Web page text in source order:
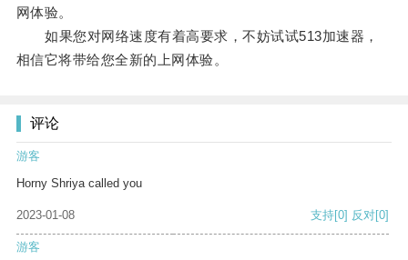
网体验。
如果您对网络速度有着高要求，不妨试试513加速器，
相信它将带给您全新的上网体验。
评论
游客
Horny Shriya called you
2023-01-08 支持[0] 反对[0]
游客